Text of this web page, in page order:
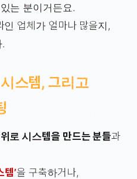
는 분이거든요.
인 업체가 얼마나 많을지,
스템, 그리고
로 시스템을 만드는 분들과
템’을 구축하거나,